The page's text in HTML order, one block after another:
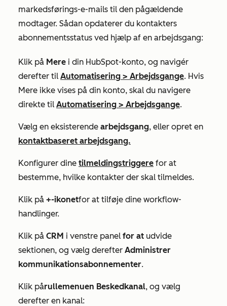
markedsførings-e-mails til den pågældende
modtager. Sådan opdaterer du kontakters
abonnementsstatus ved hjælp af en arbejdsgang:
Klik på Mere i din HubSpot-konto, og navigér
derefter til Automatisering > Arbejdsgange. Hvis
Mere ikke vises på din konto, skal du navigere
direkte til Automatisering > Arbejdsgange.
Vælg en eksisterende arbejdsgang, eller opret en
kontaktbaseret arbejdsgang.
Konfigurer dine tilmeldingstriggere for at
bestemme, hvilke kontakter der skal tilmeldes.
Klik på +-ikonetfor at tilføje dine workflow-
handlinger.
Klik på CRM i venstre panel for at udvide
sektionen, og vælg derefter Administrer
kommunikationsabonnementer.
Klik pårullemenuen Beskedkanal, og vælg
derefter en kanal: